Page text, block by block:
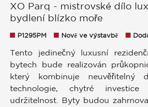
XO Parq - mistrovské dílo
bydlení blízko moře
P1295PM Nově ve výstavbě
Tento jedinečný luxusní
bytech bude realizován
který kombinuje neuvěřitelný
technologie, chytré investice
udržitelnost. Byty budou